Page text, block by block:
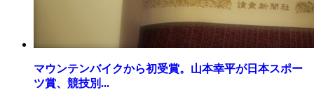
マウンテンバイクから初受賞。山本幸平が日本スポー
ツ賞、競技別...